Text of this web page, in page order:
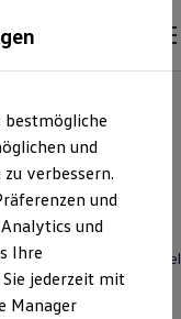
die Autohaus Heinz Rakel
bestmögliche
und
verbessern.
und
und
Ihre
jederzeit mit
Manager